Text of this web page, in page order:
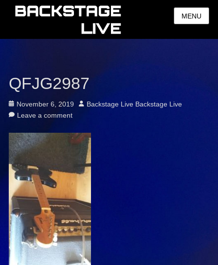
MENU
QFJG2987
Posted
on
November 6, 2019 Author
Backstage Live Backstage Live
Leave a comment